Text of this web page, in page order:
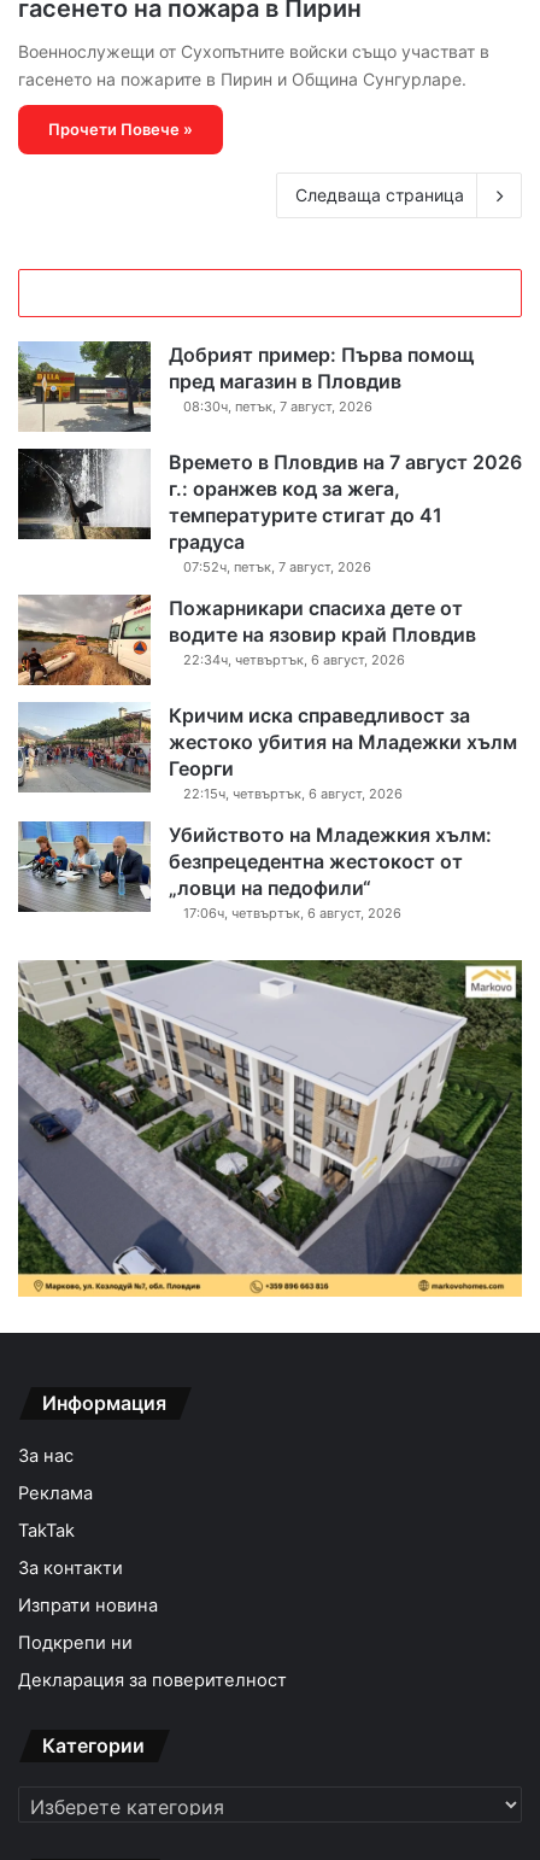
гасенето на пожара в Пирин
Военнослужещи от Сухопътните войски също участват в
гасенето на пожарите в Пирин и Община Сунгурларе.
Прочети Повече »
Следваща страница
Добрият пример: Първа помощ
пред магазин в Пловдив
08:30ч, петък, 7 август, 2026
Времето в Пловдив на 7 август 2026
г.: оранжев код за жега,
температурите стигат до 41
градуса
07:52ч, петък, 7 август, 2026
Пожарникари спасиха дете от
водите на язовир край Пловдив
22:34ч, четвъртък, 6 август, 2026
Кричим иска справедливост за
жестоко убития на Младежки хълм
Георги
22:15ч, четвъртък, 6 август, 2026
Убийството на Младежкия хълм:
безпрецедентна жестокост от
„ловци на педофили“
17:06ч, четвъртък, 6 август, 2026
Информация
За нас
Реклама
TakTak
За контакти
Изпрати новина
Подкрепи ни
Декларация за поверителност
Категории
Категории